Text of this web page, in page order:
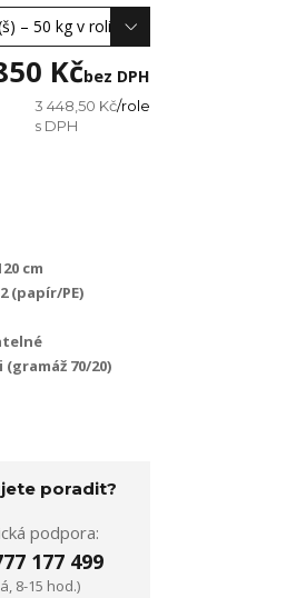
3 448,50 Kč/role
Kčbez DPH
cm
(papír/PE)
(gramáž 70/20)
poradit?
podpora:
177 499
8-15 hod.)